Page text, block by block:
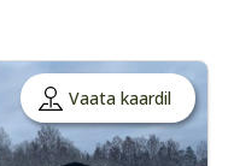
Vaata kaardil